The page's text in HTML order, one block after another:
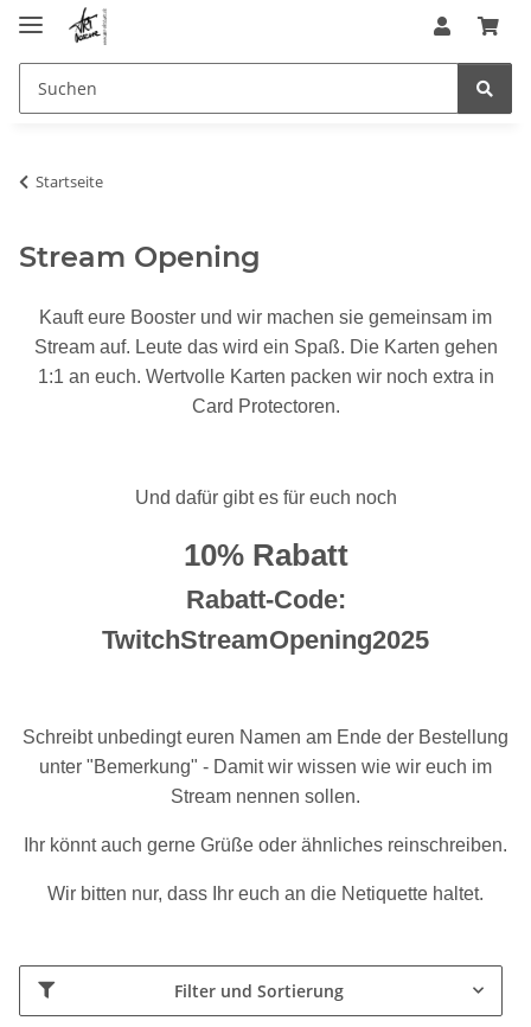
Startseite
Stream Opening
Kauft eure Booster und wir machen sie gemeinsam im
Stream auf. Leute das wird ein Spaß. Die Karten gehen
1:1 an euch. Wertvolle Karten packen wir noch extra in
Card Protectoren.
Und dafür gibt es für euch noch
10% Rabatt
Rabatt-Code:
TwitchStreamOpening2025
Schreibt unbedingt euren Namen am Ende der Bestellung
unter "Bemerkung" - Damit wir wissen wie wir euch im
Stream nennen sollen.
Ihr könnt auch gerne Grüße oder ähnliches reinschreiben.
Wir bitten nur, dass Ihr euch an die Netiquette haltet.
Filter und Sortierung